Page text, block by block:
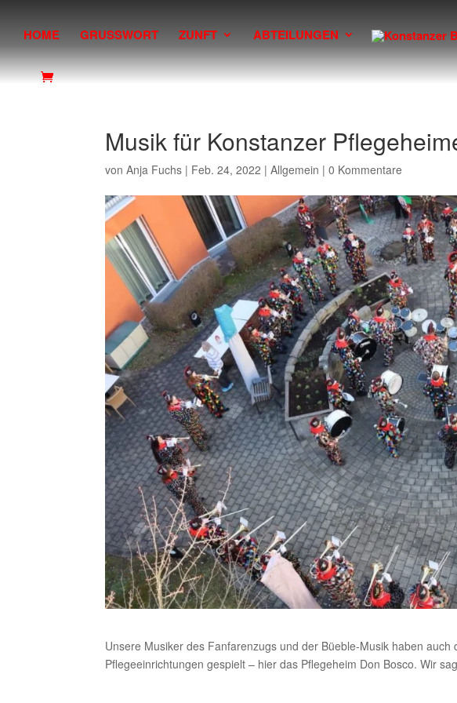
HOME GRUSSWORT ZUNFT ABTEILUNGEN
Musik für Konstanzer
vonAnja Fuchs | Feb. 24, 2022 |Allgemein |0 Kommentare
Unsere Musiker des Fanfarenzugs und der Büeble-Musik haben
Pflegeeinrichtungen gespielt – hier das Pflegeheim Don Bosco.Wir